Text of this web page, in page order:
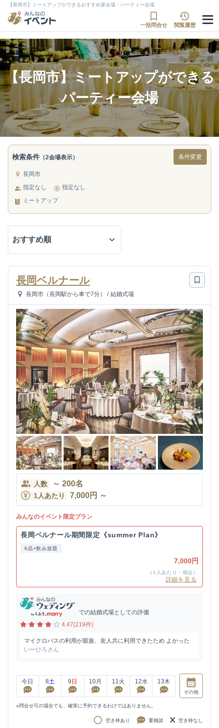
【長岡市】ミートアップができるおすすめ宴会場・パーティー会場
一括問合せ 閲覧履歴
【長岡市】ミートアップができる
パーティー会場
検索条件 （2会場表示） 条件変更
長岡市
指定なし
指定なし
ミートアップ
長岡ベルナール
長岡市（長岡駅から車で7分） / 結婚式場
人数 ～ 200名
1人あたり 7,000円 ～
みんなのイベント限定プラン
長岡ベルナール期間限定《summer Plan》
6品+飲み放題
7,000円
（1人あたり・税込）
詳細を見る
での結婚式場としての評価
4.47(219件)
マイクロバスの利用が親族、友人共に利用できたため よかった
いーひろさん
今日 8土 9 日 10月 11 火 12水 13木
その他
※問合せ可の場合でも、確実に予約できるわけではありません。
空き枠あり 要相談 空き枠なし